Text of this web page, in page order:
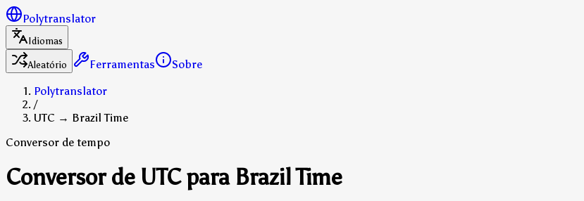
Polytranslator
Idiomas
Aleatório
Ferramentas
Sobre
Polytranslator
/
UTC → Brazil Time
Conversor de tempo
Conversor de UTC para Brazil Time